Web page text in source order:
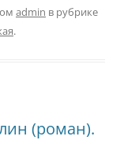
admin в рубрике
.
(роман).